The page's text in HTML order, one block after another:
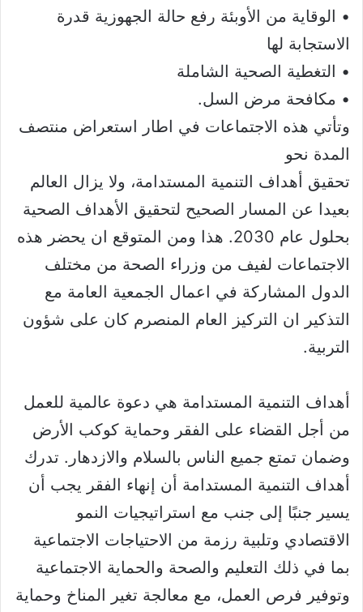
• الوقاية من الأوبئة رفع حالة الجهوزية قدرة
الاستجابة لها
• التغطية الصحية الشاملة
• مكافحة مرض السل.
وتأتي هذه الاجتماعات في اطار استعراض منتصف
المدة نحو
تحقيق أهداف التنمية المستدامة، ولا يزال العالم
بعيدا عن المسار الصحيح لتحقيق الأهداف الصحية
بحلول عام 2030. هذا ومن المتوقع ان يحضر هذه
الاجتماعات لفيف من وزراء الصحة من مختلف
الدول المشاركة في اعمال الجمعية العامة مع
التذكير ان التركيز العام المنصرم كان على شؤون
التربية.
أهداف التنمية المستدامة هي دعوة عالمية للعمل
من أجل القضاء على الفقر وحماية كوكب الأرض
وضمان تمتع جميع الناس بالسلام والازدهار. تدرك
أهداف التنمية المستدامة أن إنهاء الفقر يجب أن
يسير جنبًا إلى جنب مع استراتيجيات النمو
الاقتصادي وتلبية رزمة من الاحتياجات الاجتماعية
بما في ذلك التعليم والصحة والحماية الاجتماعية
وتوفير فرص العمل، مع معالجة تغير المناخ وحماية